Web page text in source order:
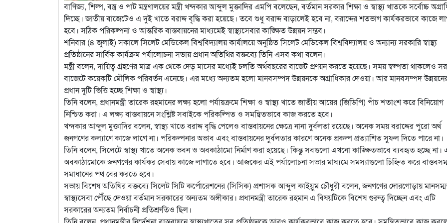
বাণিজ্য, শিল্প, বস্ত্র ও পাট মন্ত্রণালয়ের মন্ত্রী খন্দকার আব্দুল মুক্তাদির এমপি বলেছেন, বর্তমান সরকার শিক্ষা ও স্বাস্থ্য খাতকে সর্বোচ্চ
দিচ্ছে। জাতীয় বাজেটেও এ দুই খাতে বরাদ্দ বৃদ্ধি করা হয়েছে। তবে শুধু বরাদ্দ বাড়ালেই হবে না, বরাদ্দের শতভাগ কার্যকরভাবে কাজে
হবে। সঠিক পরিকল্পনা ও আন্তরিক বাস্তবায়নের মাধ্যমেই স্বাস্থ্যসেবার কাঙ্ক্ষিত উন্নয়ন সম্ভব।
শনিবার (৪ জুলাই) সকালে সিলেট মেডিকেল বিশ্ববিদ্যালয় কার্যালয়ে অনুষ্ঠিত সিলেট মেডিকেল বিশ্ববিদ্যালয় ও অন্যান্য সরকারি স্বাস্থ্য
প্রতিষ্ঠানের সার্বিক কার্যক্রম পর্যালোচনা সভায় প্রধান অতিথির বক্তব্যে তিনি এসব কথা বলেন।
মন্ত্রী বলেন, দায়িত্ব গ্রহণের মাত্র এক থেকে দেড় মাসের মধ্যেই চলতি অর্থবছরের বাজেট প্রণয়ন করতে হয়েছে। সময় স্বল্পতা থাকলেও
বাজেটে কয়েকটি মৌলিক পরিবর্তন এনেছে। এর মধ্যে অন্যতম হলো মানবসম্পদ উন্নয়নকে অগ্রাধিকার দেওয়া। আর মানবসম্পদ
প্রধান দুটি ভিত্তি হচ্ছে শিক্ষা ও স্বাস্থ্য।
তিনি বলেন, প্রধানমন্ত্রী তারেক রহমানের লক্ষ্য হলো পর্যায়ক্রমে শিক্ষা ও স্বাস্থ্য খাতে জাতীয় আয়ের (জিডিপি) পাঁচ শতাংশ করে বিনিয়োগ
নিশ্চিত করা। এ লক্ষ্য বাস্তবায়নে সংশ্লিষ্ট সবাইকে পরিকল্পিত ও সমন্বিতভাবে কাজ করতে হবে।
খন্দকার আব্দুল মুক্তাদির বলেন, স্বাস্থ্য খাতে বরাদ্দ বৃদ্ধি পেলেও বাস্তবায়নের ক্ষেত্রে নানা দুর্বলতা রয়েছে। অনেক সময় বরাদ্দের পুরো অর্থ
জনগণের কল্যাণে কাজে লাগে না। পরিকল্পনার অভাব এবং বাস্তবায়নের দুর্বলতার কারণে অনেক প্রকল্প প্রত্যাশিত সুফল দিতে পারে না।
তিনি বলেন, সিলেটে স্বাস্থ্য খাতে অনেক ভবন ও অবকাঠামো নির্মাণ করা হয়েছে। কিন্তু সবগুলো এখনো কাঙ্ক্ষিতভাবে ব্যবহৃত হচ্ছে
অবকাঠামোকে জনগণের কার্যকর সেবায় কাজে লাগাতে হবে। আজকের এই পর্যালোচনা সভার মাধ্যমে সমস্যাগুলো চিহ্নিত করে
সমাধানের পথ বের করতে হবে।
সভায় বিশেষ অতিথির বক্তব্যে সিলেট সিটি কর্পোরেশনের (সিসিক) প্রশাসক আব্দুল কাইয়ুম চৌধুরী বলেন, জনগণের দোরগোড়ায়
স্বাস্থ্যসেবা পৌঁছে দেওয়া বর্তমান সরকারের অন্যতম অঙ্গীকার। প্রধানমন্ত্রী তারেক রহমান এ বিষয়টিকে বিশেষ গুরুত্ব দিচ্ছেন এবং এটি
সরকারের অন্যতম নির্বাচনী প্রতিশ্রুতিও ছিল।